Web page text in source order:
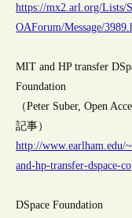
https://mx2.arl.org/Lists/
OAForum/Message/
MIT and HP transfer
Foundation
（Peter Suber, Open
記事）
http://www.earlham.edu/
and-hp-transfer-dspace-
DSpace Foundation